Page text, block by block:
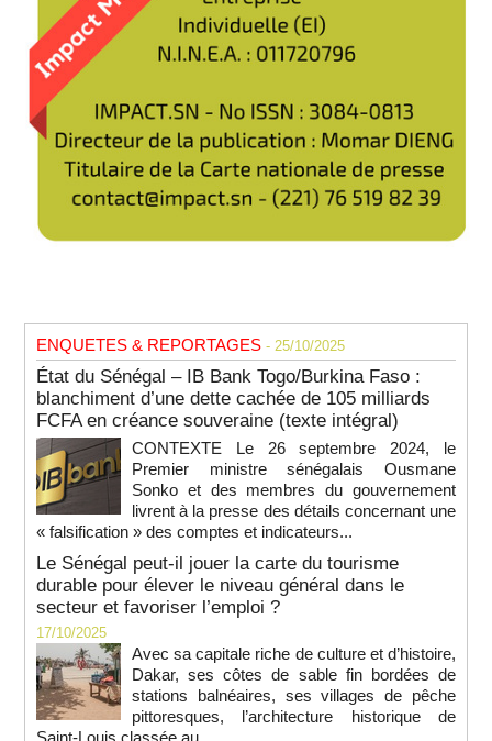
ENQUETES & REPORTAGES - 25/10/2025
État du Sénégal – IB Bank Togo/Burkina Faso :
blanchiment d’une dette cachée de 105 milliards
FCFA en créance souveraine (texte intégral)
CONTEXTE Le 26 septembre 2024, le
Premier ministre sénégalais Ousmane
Sonko et des membres du gouvernement
livrent à la presse des détails concernant une
« falsification » des comptes et indicateurs...
Le Sénégal peut-il jouer la carte du tourisme
durable pour élever le niveau général dans le
secteur et favoriser l’emploi ?
17/10/2025
Avec sa capitale riche de culture et d’histoire,
Dakar, ses côtes de sable fin bordées de
stations balnéaires, ses villages de pêche
pittoresques, l’architecture historique de
Saint-Louis classée au...